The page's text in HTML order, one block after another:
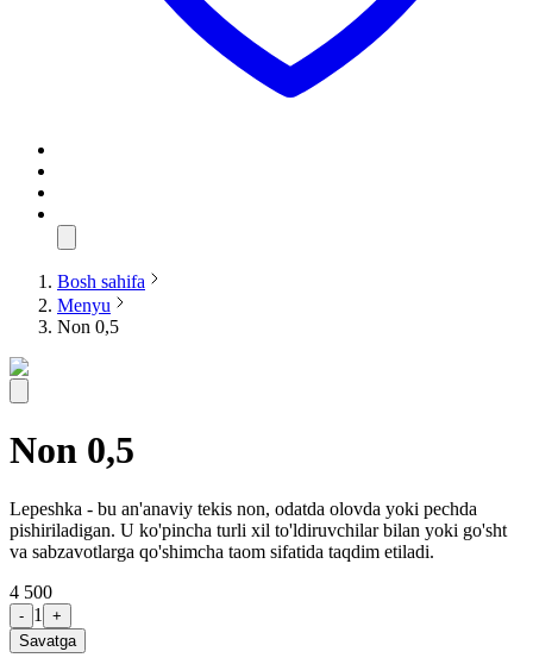
Bosh sahifa
Menyu
Non 0,5
Non 0,5
Lepeshka - bu an'anaviy tekis non, odatda olovda yoki pechda
pishiriladigan. U ko'pincha turli xil to'ldiruvchilar bilan yoki go'sht
va sabzavotlarga qo'shimcha taom sifatida taqdim etiladi.
4 500
- 1
+
Savatga